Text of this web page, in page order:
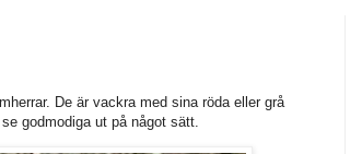
De är vackra med sina röda eller grå
godmodiga ut på något sätt.